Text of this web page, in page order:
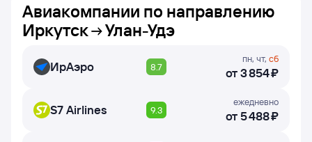
Авиакомпании по направлению
Иркутск
Улан-Удэ
ИрАэро 8.7
пн, чт, сб
от3 ⁠854 ⁠₽
S7 Airlines 9.3
ежедневно
от 5 ⁠488 ⁠₽